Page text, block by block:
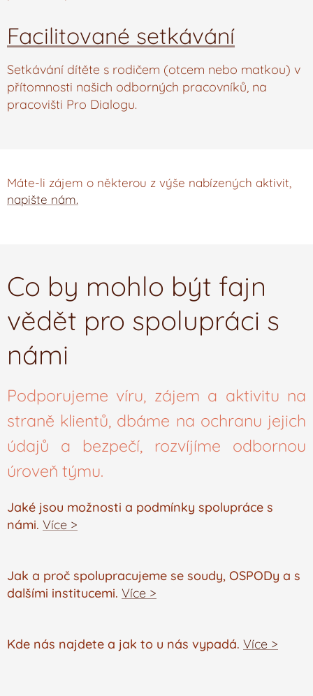
Facilitované setkávání
Setkávání dítěte s rodičem (otcem nebo matkou) v
přítomnosti našich odborných pracovníků, na
pracovišti Pro Dialogu.
Máte-li zájem o některou z výše nabízených aktivit,
napište nám.
Co by mohlo být fajn
vědět pro spolupráci s
námi
Podporujeme víru, zájem a aktivitu na
straně klientů, dbáme na ochranu jejich
údajů a bezpečí, rozvíjíme odbornou
úroveň týmu.
Jaké jsou možnosti a podmínky spolupráce s
námi. Více >
Jak a proč spolupracujeme se soudy, OSPODy a s
dalšími institucemi. Více >
Kde nás najdete a jak to u nás vypadá. Více >